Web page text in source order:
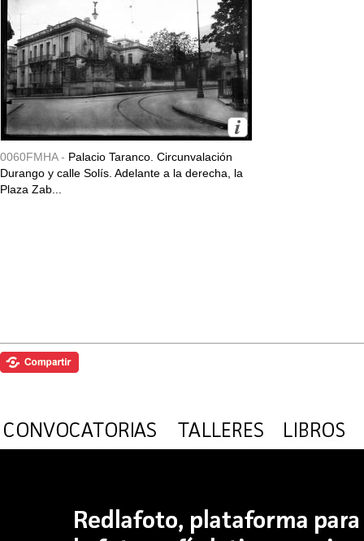
0060FMHA - Palacio Taranco. Circunvalación
Durango y calle Solís. Adelante a la derecha, la
Plaza Zab...